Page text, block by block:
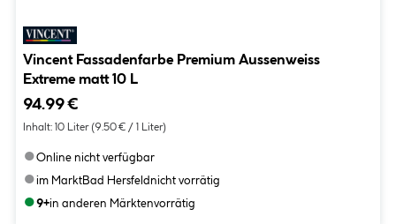
Vincent Fassadenfarbe Premium Aussenweiss
Extreme matt 10 L
94.99 €
Inhalt: 10 Liter (9.50 € / 1 Liter)
●Online nicht verfügbar
●im MarktBad Hersfeldnicht vorrätig
●9+in anderen Märktenvorrätig